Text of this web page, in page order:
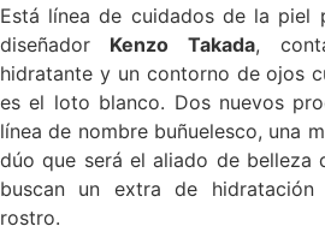
Está línea de cuidados de la piel
diseñador Kenzo Takada,
hidratante y un contorno de ojos
es el loto blanco. Dos nuevos
línea de nombre buñuelesco, una
dúo que será el aliado de belleza
buscan un extra de
rostro.